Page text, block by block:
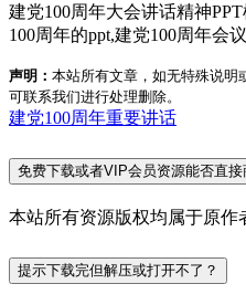
建党100周年大会讲话精神
100周年的ppt,建党100周年会
声明： 本站所有文章，如无特殊说明
可联系我们进行处理删除。
建党100周年重要讲话
免费下载或者VIP会员资源能否直接
本站所有资源版权均属于原作
提示下载完但解压或打开不了？